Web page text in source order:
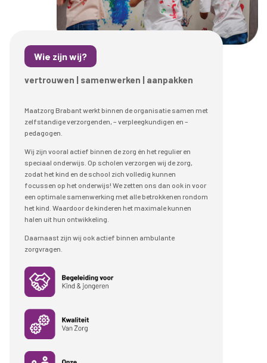
Wie zijn wij?
vertrouwen | samenwerken | aanpakken
Maatzorg Brabant werkt binnen de organisatie samen met
zelfstandige verzorgenden, – verpleegkundigen en –
pedagogen.
Wij zijn vooral actief binnen de zorg én het regulier en
speciaal onderwijs. Op scholen verzorgen wij de zorg,
zodat het kind en de school zich volledig kunnen
focussen op het onderwijs! We zetten ons dan ook in voor
een optimale samenwerking met alle betrokkenen rondom
het kind. Waardoor de kinderen het maximale kunnen
halen uit hun ontwikkeling.
Daarnaast zijn wij ook actief binnen ambulante
zorgvragen.